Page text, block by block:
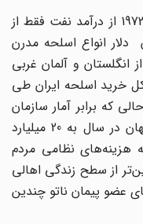
به عنوان نمونه ایران طی سالهای 74ـ 1972 از درآمد نفت فقط از
انواع اسلحه مدرن
و آلمان غربی
خرید اسلحه ایران طی
در حالی که برابر آمار سازمان
ملل متحد، فروش اسلحه در سراسر جهان در سال به 20 میلیارد
نظامی مردم
از سطح زندگی اهالی
پیمان ناتو چندین